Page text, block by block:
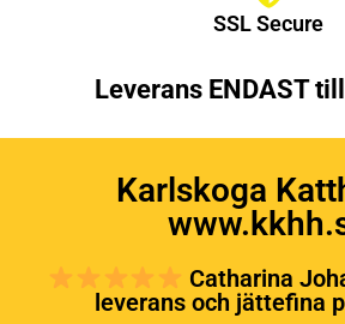
SSL Secure
Leverans ENDAST
Karlskoga
Catharina
leverans och jättefina